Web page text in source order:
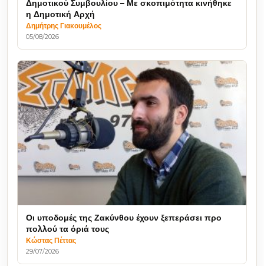
Δημοτικού Συμβουλίου – Με σκοπιμότητα κινήθηκε
η Δημοτική Αρχή
Δημήτρης Γιακουμέλος
05/08/2026
Οι υποδομές της Ζακύνθου έχουν ξεπεράσει προ
πολλού τα όριά τους
Κώστας Πέττας
29/07/2026